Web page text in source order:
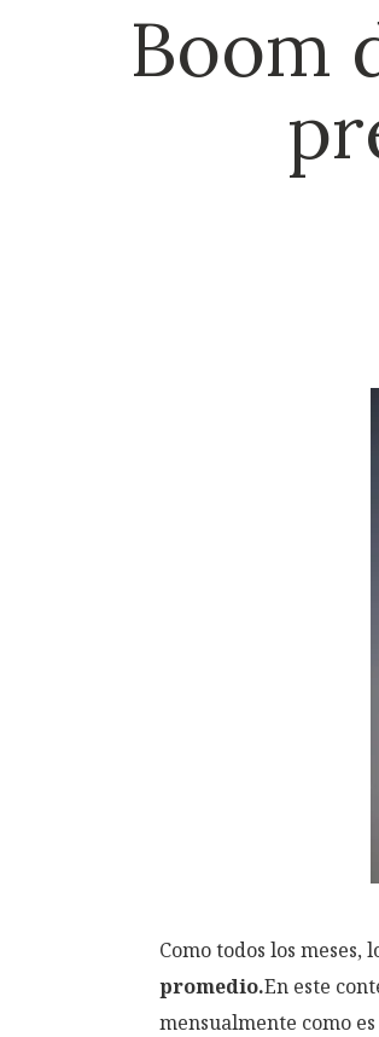
Boom
Como todos los meses,
promedio.En este
mensualmente como